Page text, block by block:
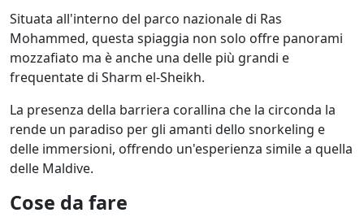
Situata all'interno del parco nazionale di Ras
Mohammed, questa spiaggia non solo offre panorami
mozzafiato ma è anche una delle più grandi e
frequentate di Sharm el-Sheikh.
La presenza della barriera corallina che la circonda la
rende un paradiso per gli amanti dello snorkeling e
delle immersioni, offrendo un'esperienza simile a quella
delle Maldive.
Cose da fare